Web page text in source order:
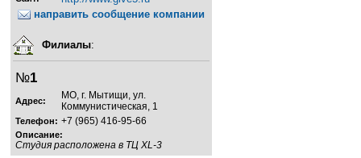
направить сообщение компании
Филиалы:
№1
Адрес:
МО, г. Мытищи, ул.
Коммунистическая, 1
Телефон: +7 (965) 416-95-66
Описание:
Студия расположена в ТЦ XL-3